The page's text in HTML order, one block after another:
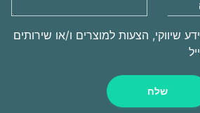
שיווקי, הצעות למוצרים ו/או שירותים
שלח